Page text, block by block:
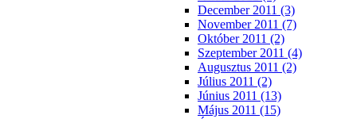
December 2011 (3)
November 2011 (7)
Október 2011 (2)
Szeptember 2011 (4)
Augusztus 2011 (2)
Július 2011 (2)
Június 2011 (13)
Május 2011 (15)